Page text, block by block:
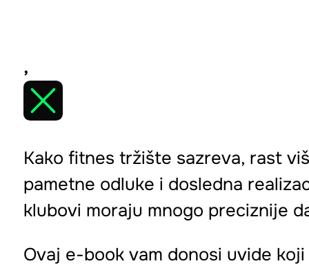
,
Kako fitnes tržište sazreva, rast
pametne odluke i dosledna
klubovi moraju mnogo preciznije
Ovaj e-book vam donosi uvide